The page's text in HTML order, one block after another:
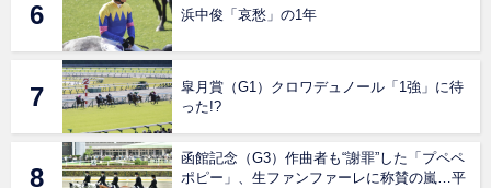
浜中俊「哀愁」の1年
皐月賞（G1）クロワデュノール「1強」に待
った!?
函館記念（G3）作曲者も“謝罪”した「プペペ
ポピー」、生ファンファーレに称賛の嵐…平